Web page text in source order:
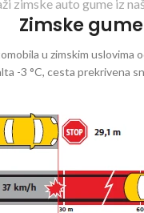
zimske auto gume iz
Zimske gume
u zimskim uslovima
-3 °C, cesta prekrivena